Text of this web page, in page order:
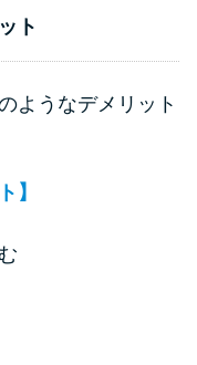
ト
ようなデメリット
】